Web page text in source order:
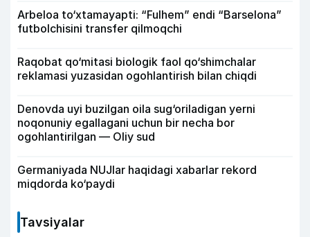
Arbeloa to‘xtamayapti: “Fulhem” endi “Barselona”
futbolchisini transfer qilmoqchi
Raqobat qo‘mitasi biologik faol qo‘shimchalar
reklamasi yuzasidan ogohlantirish bilan chiqdi
Denovda uyi buzilgan oila sug‘oriladigan yerni
noqonuniy egallagani uchun bir necha bor
ogohlantirilgan — Oliy sud
Germaniyada NUJlar haqidagi xabarlar rekord
miqdorda ko‘paydi
Tavsiyalar